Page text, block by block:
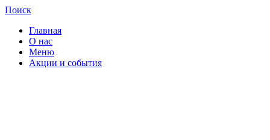
Поиск
Главная
О нас
Меню
Акции и события